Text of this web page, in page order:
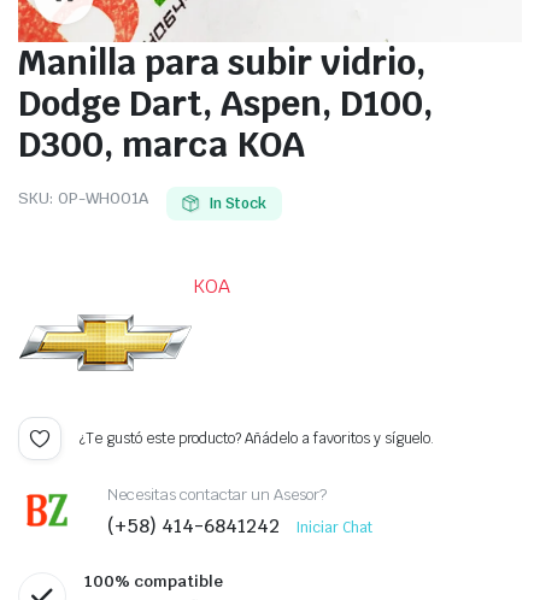
Manilla para subir vidrio,
Dodge Dart, Aspen, D100,
D300, marca KOA
SKU: OP-WH001A In Stock
KOA
¿Te gustó este producto? Añádelo a favoritos y síguelo.
Necesitas contactar un Asesor?
(+58) 414-6841242 Iniciar Chat
100% compatible